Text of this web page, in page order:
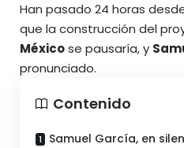
Han pasado 24 horas
que la construcción del
Méxicose pausaría, y
pronunciado.
Contenido
Samuel García, en